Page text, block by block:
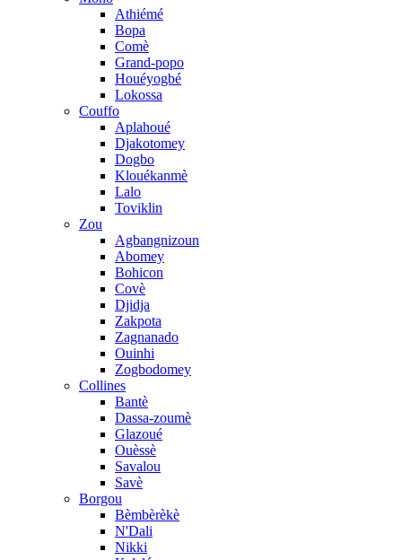
Athiémé
Bopa
Comè
Grand-popo
Houéyogbé
Lokossa
Couffo
Aplahoué
Djakotomey
Dogbo
Klouékanmè
Lalo
Toviklin
Zou
Agbangnizoun
Abomey
Bohicon
Covè
Djidja
Zakpota
Zagnanado
Ouinhi
Zogbodomey
Collines
Bantè
Dassa-zoumè
Glazoué
Ouèssè
Savalou
Savè
Borgou
Bèmbèrèkè
N'Dali
Nikki